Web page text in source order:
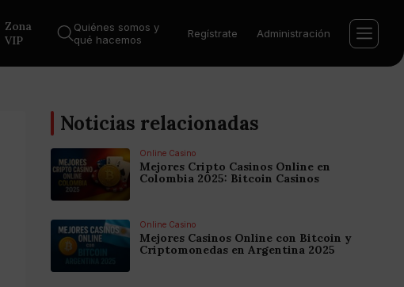
Zona
VIP
Quiénes somos y
qué hacemos
Regístrate Administración
Noticias relacionadas
Online Casino
Mejores Cripto Casinos Online en
Colombia 2025: Bitcoin Casinos
Online Casino
Mejores Casinos Online con Bitcoin y
Criptomonedas en Argentina 2025